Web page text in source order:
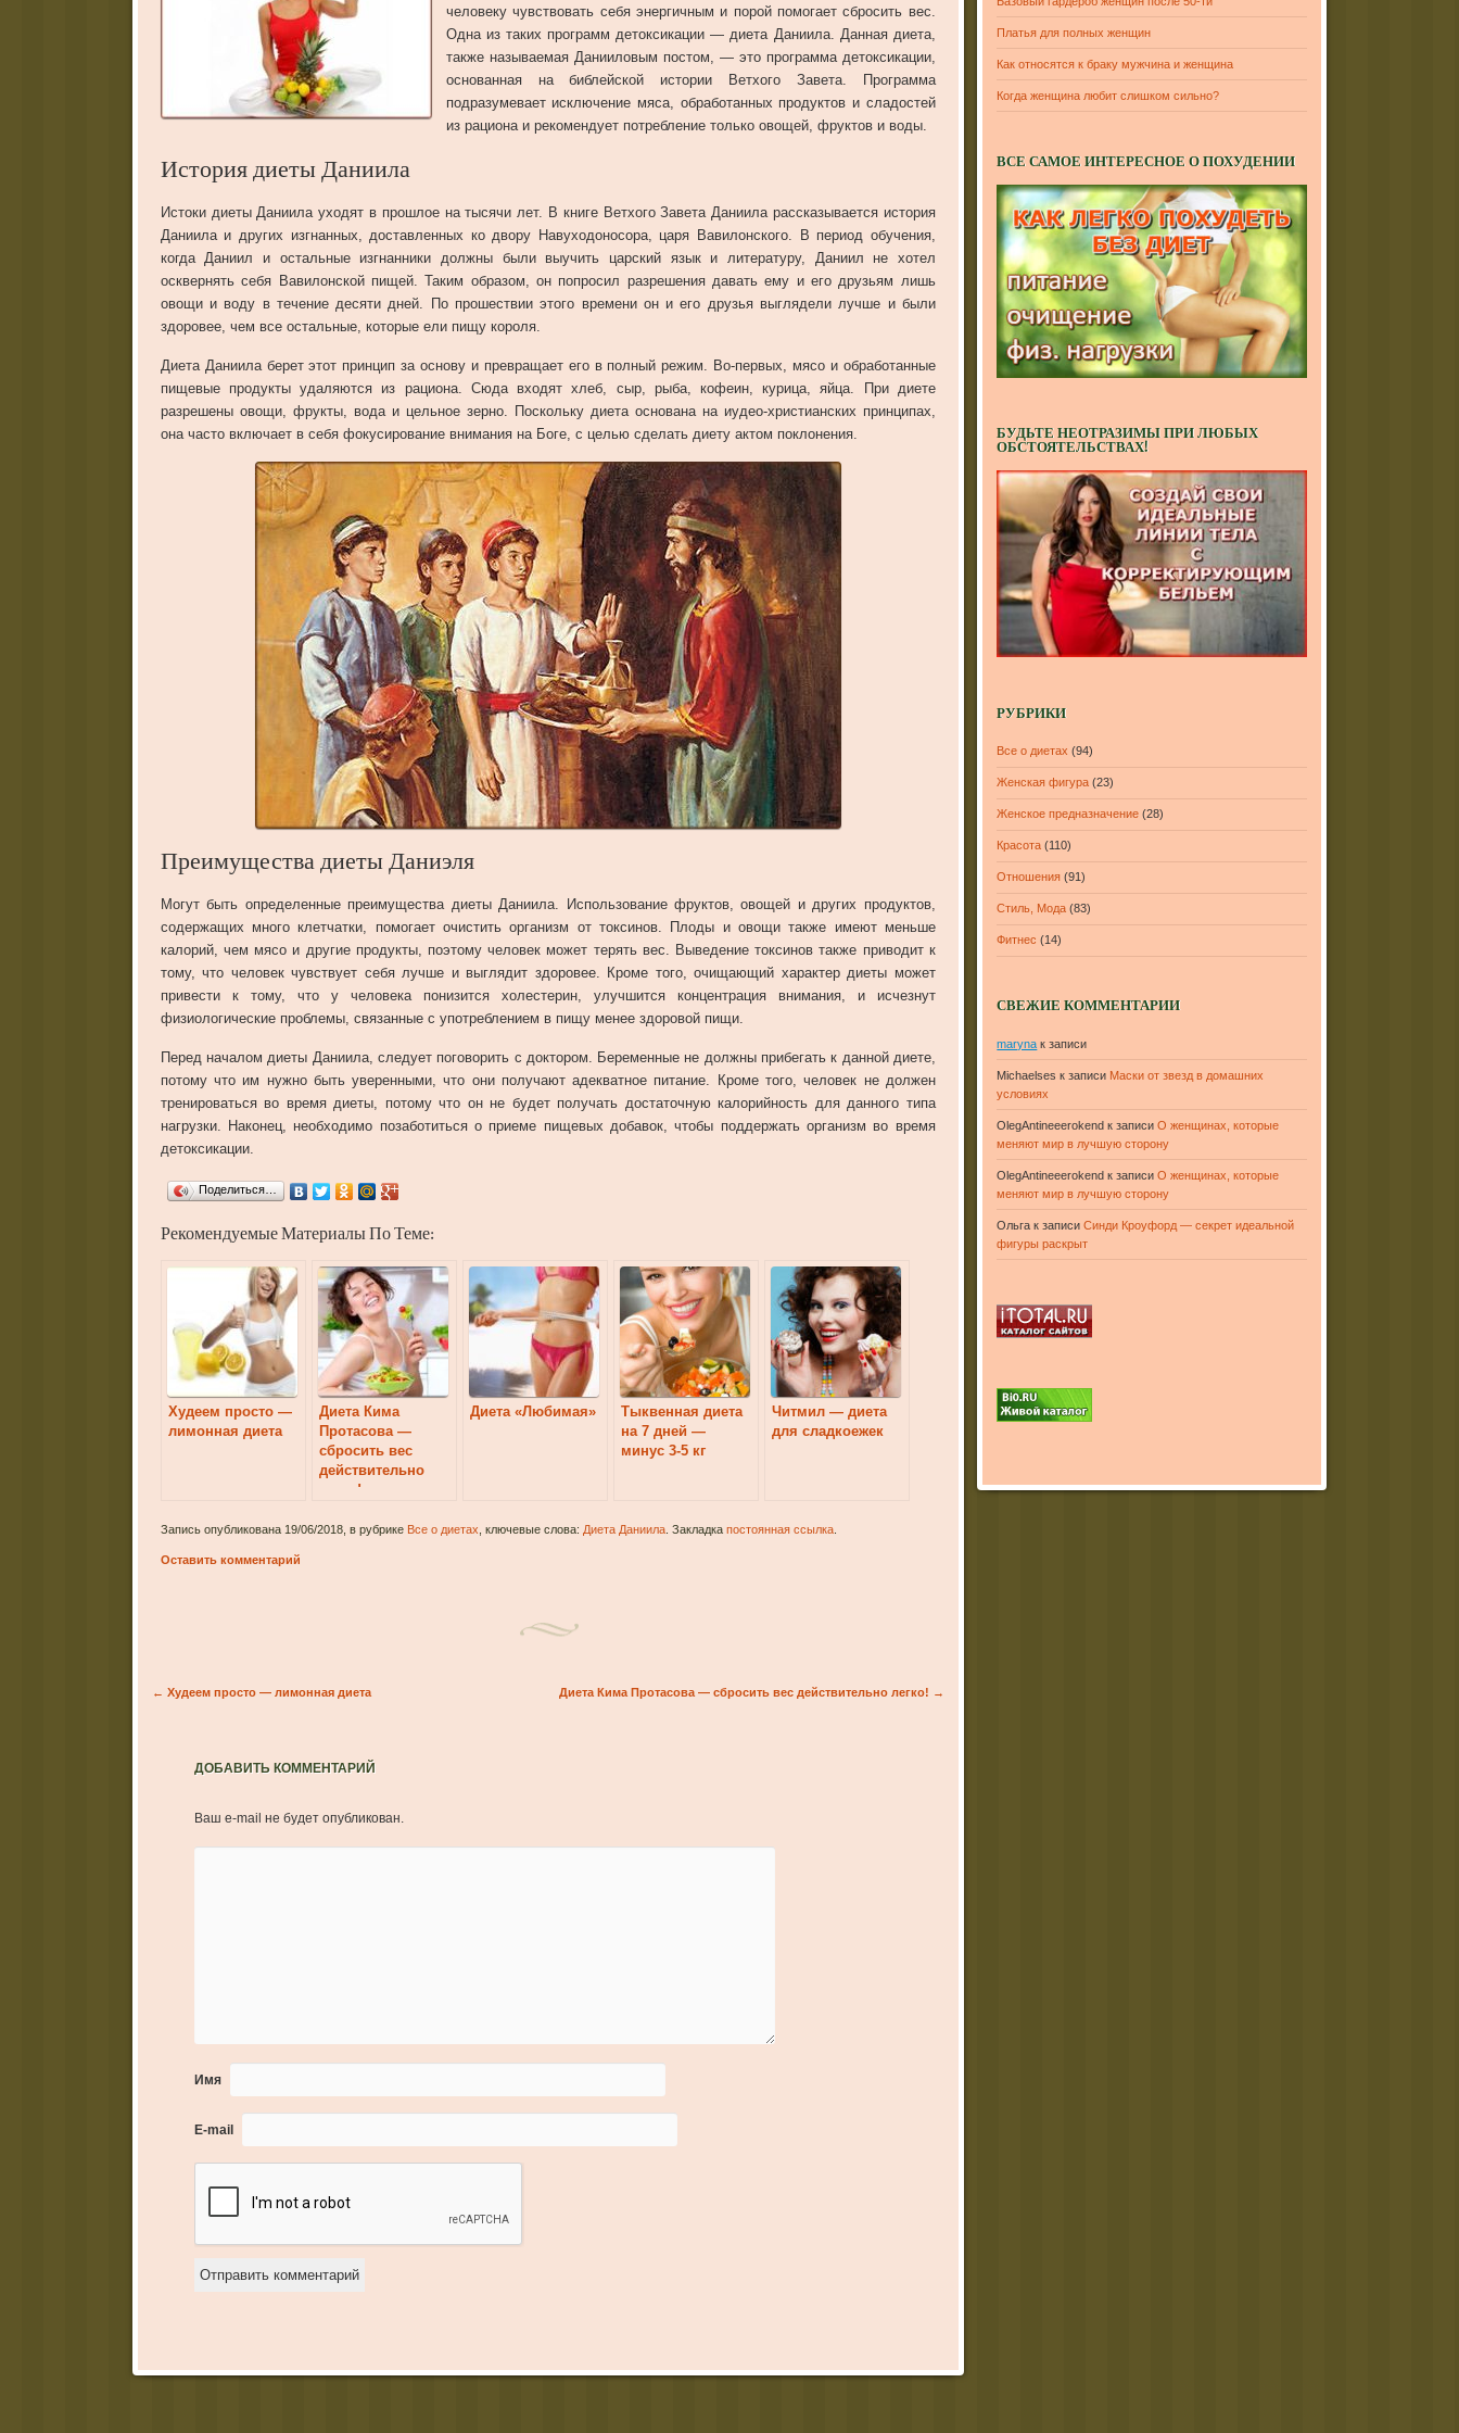
человеку чувствовать себя энергичным и порой помогает сбросить вес.
Одна из таких программ детоксикации — диета Даниила. Данная диета,
также называемая Данииловым постом, — это программа детоксикации,
основанная на библейской истории Ветхого Завета. Программа
подразумевает исключение мяса, обработанных продуктов и сладостей
из рациона и рекомендует потребление только овощей, фруктов и воды.
История диеты Даниила
Истоки диеты Даниила уходят в прошлое на тысячи лет. В книге Ветхого Завета Даниила рассказывается история
Даниила и других изгнанных, доставленных ко двору Навуходоносора, царя Вавилонского. В период обучения,
когда Даниил и остальные изгнанники должны были выучить царский язык и литературу, Даниил не хотел
осквернять себя Вавилонской пищей. Таким образом, он попросил разрешения давать ему и его друзьям лишь
овощи и воду в течение десяти дней. По прошествии этого времени он и его друзья выглядели лучше и были
здоровее, чем все остальные, которые ели пищу короля.
Диета Даниила берет этот принцип за основу и превращает его в полный режим. Во-первых, мясо и обработанные
пищевые продукты удаляются из рациона. Сюда входят хлеб, сыр, рыба, кофеин, курица, яйца. При диете
разрешены овощи, фрукты, вода и цельное зерно. Поскольку диета основана на иудео-христианских принципах,
она часто включает в себя фокусирование внимания на Боге, с целью сделать диету актом поклонения.
Преимущества диеты Даниэля
Могут быть определенные преимущества диеты Даниила. Использование фруктов, овощей и других продуктов,
содержащих много клетчатки, помогает очистить организм от токсинов. Плоды и овощи также имеют меньше
калорий, чем мясо и другие продукты, поэтому человек может терять вес. Выведение токсинов также приводит к
тому, что человек чувствует себя лучше и выглядит здоровее. Кроме того, очищающий характер диеты может
привести к тому, что у человека понизится холестерин, улучшится концентрация внимания, и исчезнут
физиологические проблемы, связанные с употреблением в пищу менее здоровой пищи.
Перед началом диеты Даниила, следует поговорить с доктором. Беременные не должны прибегать к данной диете,
потому что им нужно быть уверенными, что они получают адекватное питание. Кроме того, человек не должен
тренироваться во время диеты, потому что он не будет получать достаточную калорийность для данного типа
нагрузки. Наконец, необходимо позаботиться о приеме пищевых добавок, чтобы поддержать организм во время
детоксикации.
Поделиться…
Рекомендуемые Материалы По Теме:
Худеем просто —
лимонная диета
Диета Кима
Протасова —
сбросить вес
действительно
легко!
Диета «Любимая»
Тыквенная диета
на 7 дней —
минус 3-5 кг
Читмил — диета
для сладкоежек
Запись опубликована 19/06/2018, в рубрике Все о диетах , ключевые слова: Диета Даниила. Закладка постоянная ссылка.
Оставить комментарий
Post navigation
← Худеем просто — лимонная диета Диета Кима Протасова — сбросить вес действительно легко! →
ДОБАВИТЬ КОММЕНТАРИЙ
Ваш e-mail не будет опубликован.
Имя
E-mail
Платья для полных женщин
Как относятся к браку мужчина и женщина
Когда женщина любит слишком сильно?
ВСЕ САМОЕ ИНТЕРЕСНОЕ О ПОХУДЕНИИ
БУДЬТЕ НЕОТРАЗИМЫ ПРИ ЛЮБЫХ
ОБСТОЯТЕЛЬСТВАХ!
РУБРИКИ
Все о диетах (94)
Женская фигура (23)
Женское предназначение (28)
Красота (110)
Отношения (91)
Стиль, Мода (83)
Фитнес (14)
СВЕЖИЕ КОММЕНТАРИИ
maryna к записи
Michaelses к записи Маски от звезд в домашних
условиях
OlegAntineeerokend к записиО женщинах, которые
меняют мир в лучшую сторону
OlegAntineeerokend к записиО женщинах, которые
меняют мир в лучшую сторону
Ольга к записиСинди Кроуфорд — секрет идеальной
фигуры раскрыт